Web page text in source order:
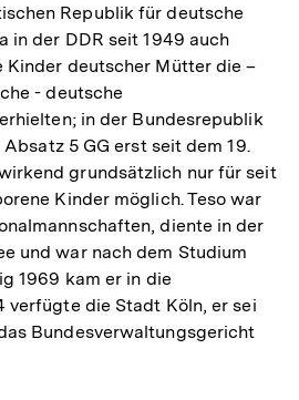
Republik für deutsche
in der DDR seit 1949 auch
Kinder deutscher Mütter die –
- deutsche
in der Bundesrepublik
5 GG erst seit dem 19.
grundsätzlich nur für seit
Kinder möglich. Teso war
diente in der
und war nach dem Studium
1969 kam er in die
verfügte die Stadt Köln, er sei
Bundesverwaltungsgericht